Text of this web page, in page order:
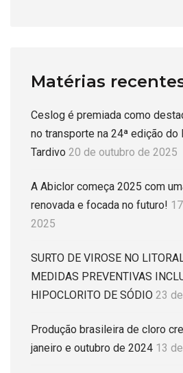
Matérias
Ceslog é premiada como
no transporte na 24ª edição
Tardivo 20 de outubro de 2025
A Abiclor começa 2025 com
renovada e focada no futuro!
2025
SURTO DE VIROSE NO
MEDIDAS PREVENTIVAS
HIPOCLORITO DE SÓDIO 23
Produção brasileira de cloro
janeiro e outubro de 2024 13